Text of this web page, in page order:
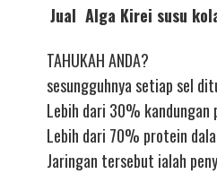
Jual Alga Kirei susu
TAHUKAH ANDA?
sesungguhnya setiap sel
Lebih dari 30% kandungan
Lebih dari 70% protein
Jaringan tersebut ialah